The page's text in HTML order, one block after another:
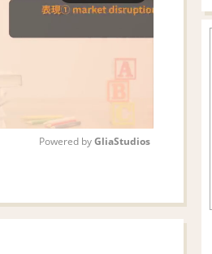
Powered by GliaStudios